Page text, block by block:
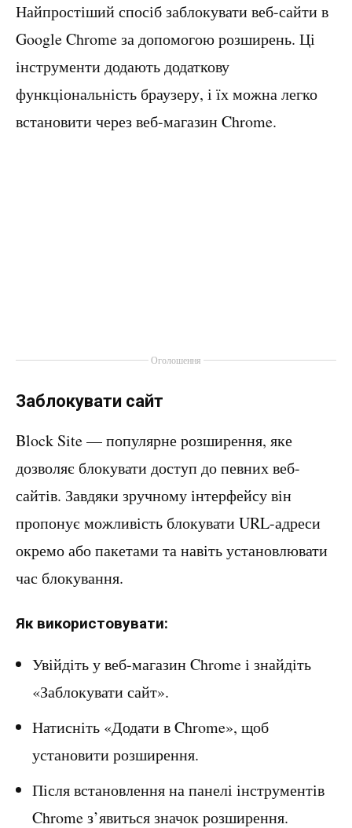
Найпростіший спосіб заблокувати веб-сайти в
Google Chrome за допомогою розширень. Ці
інструменти додають додаткову
функціональність браузеру, і їх можна легко
встановити через веб-магазин Chrome.
Оголошення
Заблокувати сайт
Block Site — популярне розширення, яке
дозволяє блокувати доступ до певних веб-
сайтів. Завдяки зручному інтерфейсу він
пропонує можливість блокувати URL-адреси
окремо або пакетами та навіть установлювати
час блокування.
Як використовувати:
Увійдіть у веб-магазин Chrome і знайдіть
«Заблокувати сайт».
Натисніть «Додати в Chrome», щоб
установити розширення.
Після встановлення на панелі інструментів
Chrome з’явиться значок розширення.